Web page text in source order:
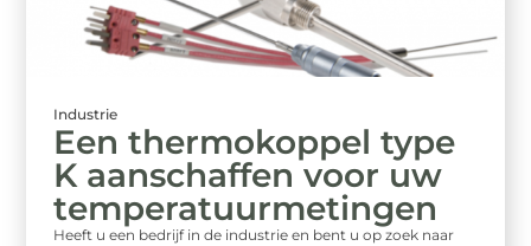
Industrie
Een thermokoppel type
K aanschaffen voor uw
temperatuurmetingen
Heeft u een bedrijf in de industrie en bent u op zoek naar